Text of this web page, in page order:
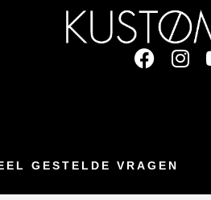
GESTELDE VRAGEN